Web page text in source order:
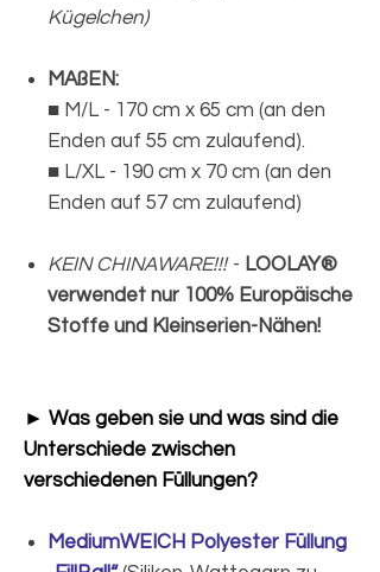
Kügelchen)
MAßEN:
■ M/L - 170 cm x 65 cm (an den
Enden auf 55 cm zulaufend).
■ L/XL - 190 cm x 70 cm (an den
Enden auf 57 cm zulaufend)
KEIN CHINAWARE!!! - LOOLAY®
verwendet nur 100% Europäische
Stoffe und Kleinserien-Nähen!
► Was geben sie und was sind die
Unterschiede zwischen
verschiedenen Füllungen?
MediumWEICH Polyester Füllung